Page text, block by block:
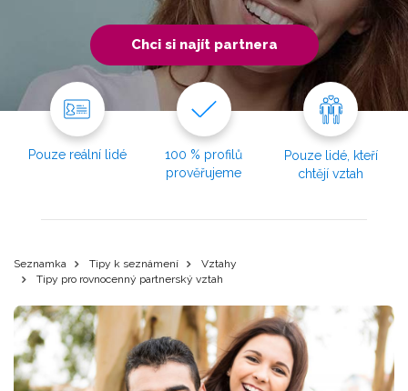
Chci si najít partnera
Pouze reální lidé
100 % profilů
prověřujeme
Pouze lidé, kteří
chtějí vztah
Seznamka Tipy k seznámení
Vztahy
Tipy pro rovnocenný partnerský vztah